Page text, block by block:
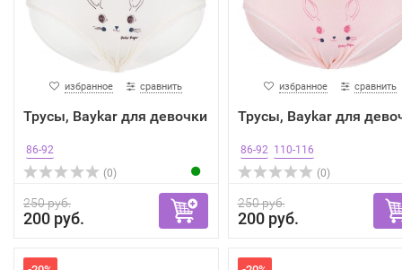
избранное сравнить
Трусы, Baykar для девочки
86-92
(0)
250 руб.
200 руб.
избранное сравнить
Трусы, Baykar для
86-92 110-116
(0)
250 руб.
200 руб.